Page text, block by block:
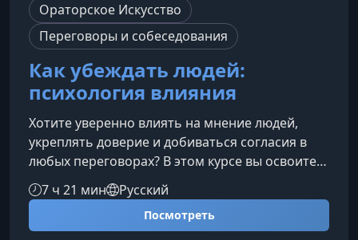
Ораторское Искусство
Переговоры и собеседования
Как убеждать людей:
психология влияния
Хотите уверенно влиять на мнение людей,
укреплять доверие и добиваться согласия в
любых переговорах? В этом курсе вы освоите
практические методы психологического
воздействия и убедительной коммуникации,
которые помогут вам выстраивать
7 ч 21 мин Русский
Посмотреть